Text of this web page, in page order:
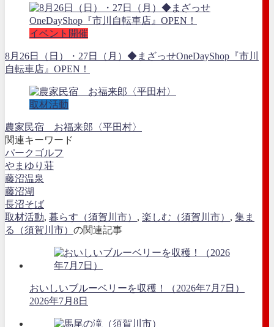
イベント開催
8月26日（日）・27日（月）◆まざっせOneDayShop『市川
自転車店』OPEN！
取材活動
農家民宿 お福来郎〈平田村〉
関連キーワード
パークゴルフ
やまゆり荘
藤沼温泉
藤沼湖
長沼そば
取材活動, 暮らす（須賀川市） , 楽しむ（須賀川市） , 集ま
る（須賀川市） の関連記事
おいしいブルーベリーを収穫！（2026年7月7日）
2026年7月8日